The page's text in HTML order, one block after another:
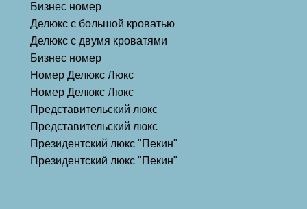
Бизнес номер
Делюкс с большой кроватью
Делюкс с двумя кроватями
Бизнес номер
Номер Делюкс Люкс
Номер Делюкс Люкс
Представительский люкс
Представительский люкс
Президентский люкс "Пекин"
Президентский люкс "Пекин"